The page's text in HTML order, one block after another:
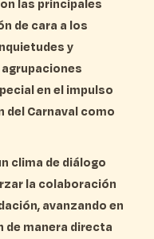
las principales
de cara a los
y
enel impulso
del Carnaval como
clima de diálogo
la colaboración
, avanzando en
manera directa